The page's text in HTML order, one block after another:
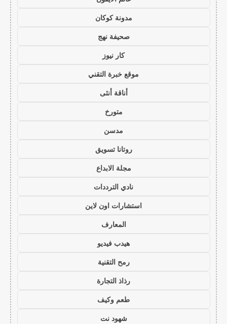
مدونة كوكان
صحيفة نهج
كار نيوز
موقع خبرة التقني
أناقة أنثى
متورخ
مدسن
روتانا تسويق
مجلة الابداع
نادي الترددات
استشارات اون لاين
المعارف
هيدب فيديو
رمح التقنية
رذاذ التجارة
طعم وكيف
شهود نت